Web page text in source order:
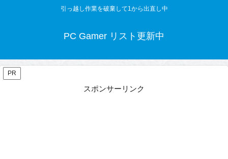
引っ越し作業を破棄して1から出直し中
PC Gamer リスト更新中
PR
スポンサーリンク